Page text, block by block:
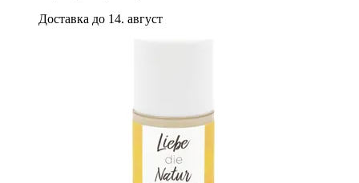
Доставка до 14. август